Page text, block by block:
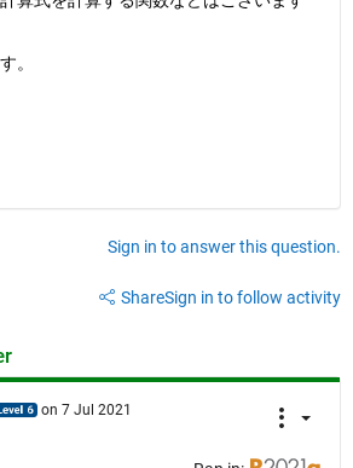
。
Sign in to answer this question.
ShareSign in to follow activity
on 7 Jul 2021